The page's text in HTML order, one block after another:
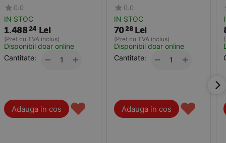
0.0
IN STOC
1.48824 Lei
(Pret cu TVA inclus)
Disponibil doar online
Cantitate:
+
−
Adauga in cos ♥
0.0
IN STOC
7028 Lei
(Pret cu TVA inclus)
Disponibil doar online
Cantitate:
+
−
Adauga in cos ♥